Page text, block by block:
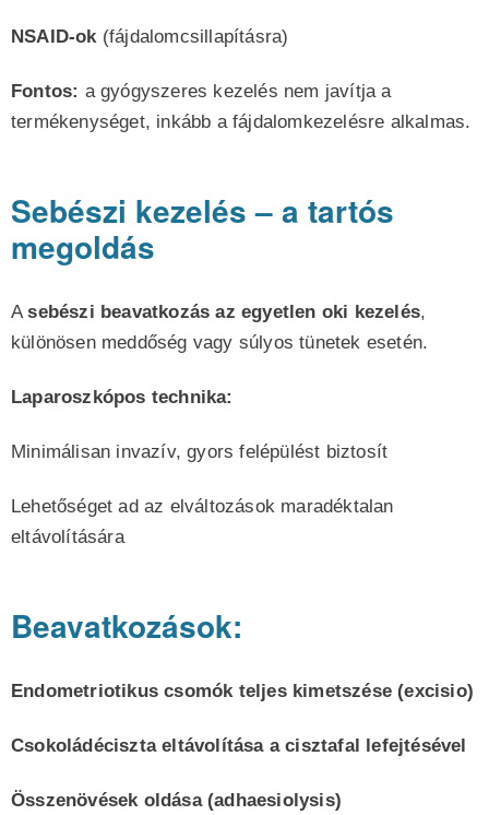
NSAID-ok(fájdalomcsillapításra)
Fontos: a gyógyszeres kezelés nem javítja a
termékenységet, inkább a fájdalomkezelésre alkalmas.
Sebészi kezelés – a tartós
megoldás
Asebészi beavatkozás az egyetlen oki kezelés,
különösen meddőség vagy súlyos tünetek esetén.
Laparoszkópos technika:
Minimálisan invazív, gyors felépülést biztosít
Lehetőséget ad az elváltozások maradéktalan
eltávolítására
Beavatkozások:
Endometriotikus csomók teljes kimetszése (excisio)
Csokoládéciszta eltávolítása a cisztafal lefejtésével
Összenövések oldása (adhaesiolysis)